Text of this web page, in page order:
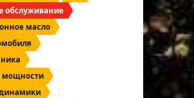
обслуживание
масло
мощности